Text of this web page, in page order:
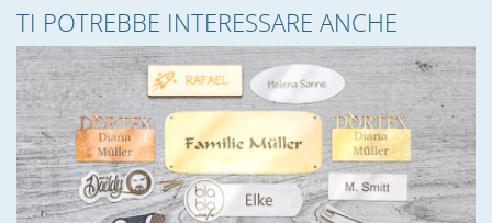
TI POTREBBE INTERESSARE ANCHE